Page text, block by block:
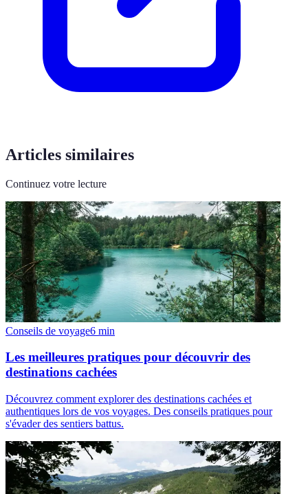
Articles similaires
Continuez votre lecture
Conseils de voyage6 min
Les meilleures pratiques pour découvrir des
destinations cachées
Découvrez comment explorer des destinations cachées et
authentiques lors de vos voyages. Des conseils pratiques pour
s'évader des sentiers battus.